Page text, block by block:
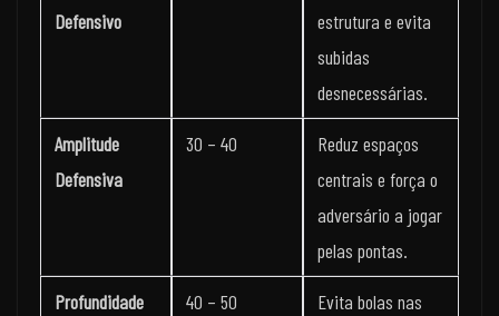
Defensivo
estrutura e evita
subidas
desnecessárias.
Amplitude
Defensiva
30 – 40
Reduz espaços
centrais e força o
adversário a jogar
pelas pontas.
Profundidade
40 – 50
Evita bolas nas